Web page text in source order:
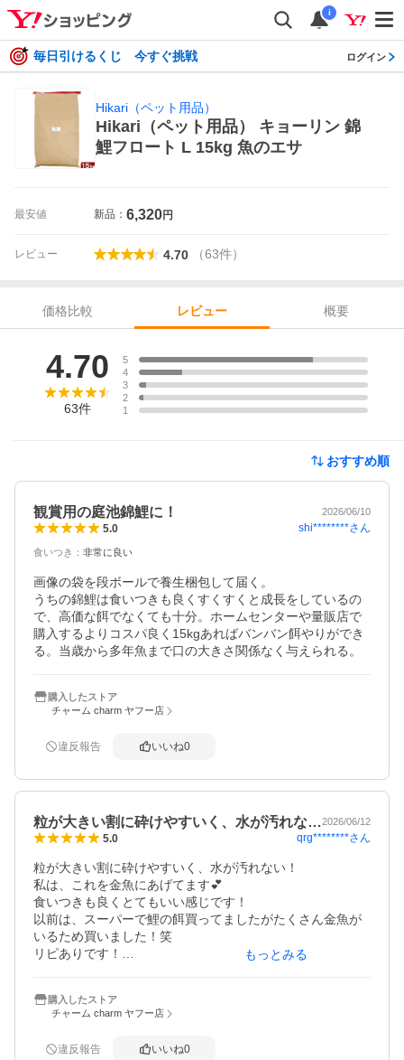
i
毎日引けるくじ 今すぐ挑戦 ログイン
Hikari（ペット用品）
Hikari（ペット用品） キョーリン 錦
鯉フロート L 15kg 魚のエサ
最安値 新品： 6,320円
レビュー 4.70 （63件）
価格比較 レビュー
概要
4.70
63件
5
4
3
2
1
おすすめ順
観賞用の庭池錦鯉に！ 2026/06/10
5.0 shi********さん
食いつき ： 非常に良い
画像の袋を段ボールで養生梱包して届く。
うちの錦鯉は食いつきも良くすくすくと成長をしているの
で、高価な餌でなくても十分。ホームセンターや量販店で
購入するよりコスパ良く15kgあればバンバン餌やりができ
る。当歳から多年魚まで口の大きさ関係なく与えられる。
購入したストア
チャーム charm ヤフー店
違反報告 いいね0
粒が大きい割に砕けやすいく、水が汚れな…2026/06/12
5.0 qrg********さん
粒が大きい割に砕けやすいく、水が汚れない！
私は、これを金魚にあげてます💕
食いつきも良くとてもいい感じです！
以前は、スーパーで鯉の餌買ってましたがたくさん金魚が
いるため買いました！笑
リピありです！
もっとみる
購入したストア
チャーム charm ヤフー店
違反報告 いいね0